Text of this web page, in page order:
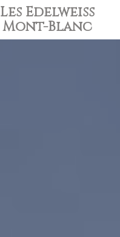
Les Edelweiss
Mont-Blanc